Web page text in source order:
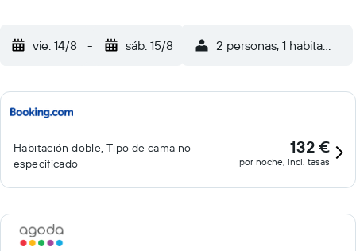
vie. 14/8 - sáb. 15/8 2 personas, 1 habitación
Habitación doble, Tipo de cama no
especificado
132 €
por noche, incl. tasas